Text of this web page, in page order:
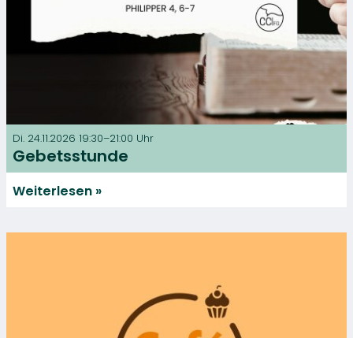
Di. 24.11.2026 19:30–21:00 Uhr
Gebetsstunde
Weiterlesen